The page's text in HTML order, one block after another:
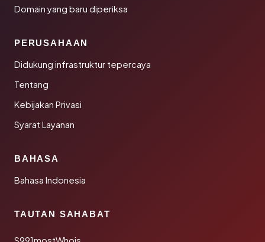
Domain yang baru diperiksa
PERUSAHAAN
Didukung infrastruktur tepercaya
Tentang
Kebijakan Privasi
Syarat Layanan
BAHASA
Bahasa Indonesia
TAUTAN SAHABAT